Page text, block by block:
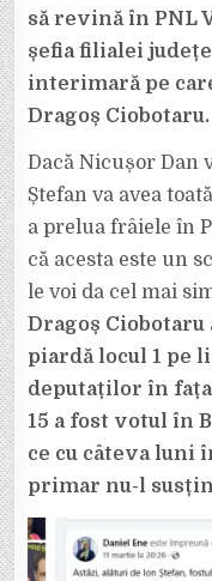
să revină în PNL
șefia filialei
interimară pe
Dragoș Ciobotaru.
Dacă Nicușor Dan
Ștefan va avea
a prelua frâiele în
că acesta este un
le voi da cel mai
Dragoș
piardă locul 1 pe
deputaților în
15 a fost votul în
ce cu câteva luni
primar nu-l